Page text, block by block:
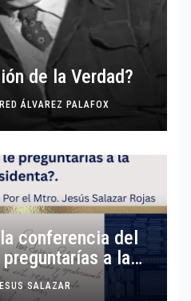
de la Verdad?
ÁLVAREZ PALAFOX
conferencia del
a la
SALAZAR